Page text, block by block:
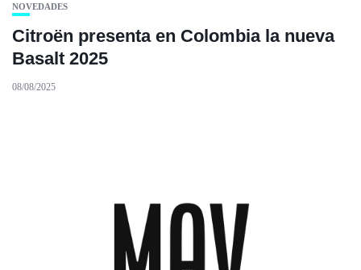
NOVEDADES
Citroën presenta en Colombia la nueva
Basalt 2025
08/08/2025